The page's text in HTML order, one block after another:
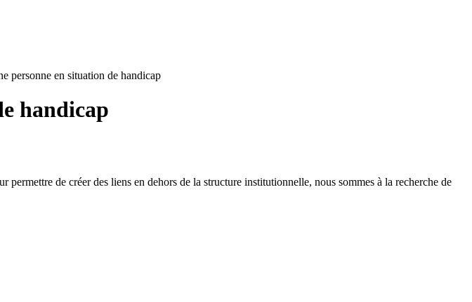
personne en situation de handicap
handicap
de créer des liens en dehors de la structure institutionnelle, nous sommes à la recherche de